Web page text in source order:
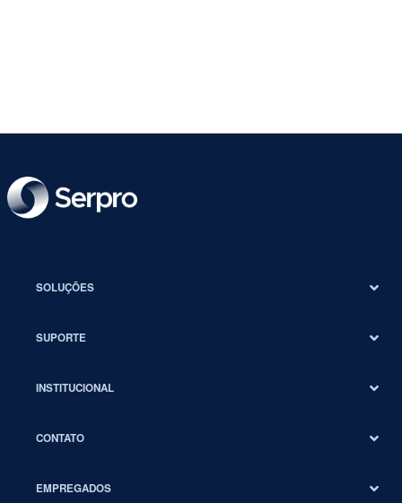
SOLUÇÕES
SUPORTE
INSTITUCIONAL
CONTATO
EMPREGADOS